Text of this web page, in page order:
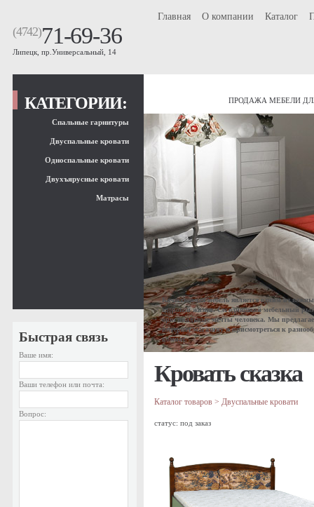
(4742)71-69-36
Липецк, пр.Универсальный, 14
Главная О компании Каталог
КАТЕГОРИИ:
Спальные гарнитуры
Двуспальные кровати
Односпальные кровати
Двухъярусные кровати
Матрасы
Быстрая связь
Ваше имя:
Ваши телефон или почта:
Вопрос:
ПРОДАЖА МЕБЕЛИ
Качественная мебель является одним из
здоровой жизни. Сегодняшний мебельный
оригинальные мечты человека. Мы
интернет магазину и присмотреться к
комнат.
Кровать сказка
Каталог товаров > Двуспальные кровати
статус: под заказ